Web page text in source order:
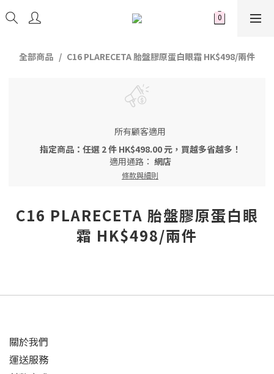
全部商品 C16 PLARECETA 胎盤膠原蛋白眼霜 HK$498/兩件
所有顧客適用
指定商品：任選 2 件 HK$498.00 元，買越多省越多！
適用通路： 網店
條款與細則
C16 PLARECETA 胎盤膠原蛋白眼
霜 HK$498/兩件
關於我們
運送服務